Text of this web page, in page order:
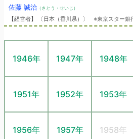
佐藤 誠治（さとう・せいじ）
【経営者】 〔日本（香川県）〕 ※東京スター銀
1946年 1947年 1948年
1951年 1952年 1953年
1956年 1957年 1958年